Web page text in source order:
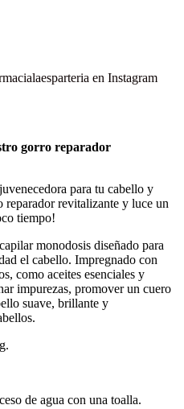
en Instagram
gorro reparador
para tu cabello y
reparador revitalizante y luce un
tiempo!
monodosis diseñado para
el cabello. Impregnado con
como aceites esenciales y
impurezas, promover un cuero
suave, brillante y
de agua con una toalla.